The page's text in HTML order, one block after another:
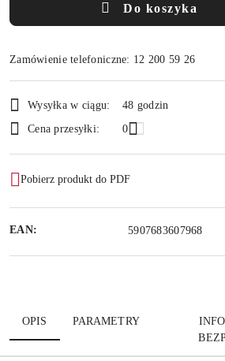
Do koszyka
Zamówienie telefoniczne: 12 200 59 26
i
dostawa
Wysyłka w ciągu:
48 godzin
Cena przesyłki:
0
Pobierz produkt do PDF
EAN: 5907683607968
OPIS PARAMETRY